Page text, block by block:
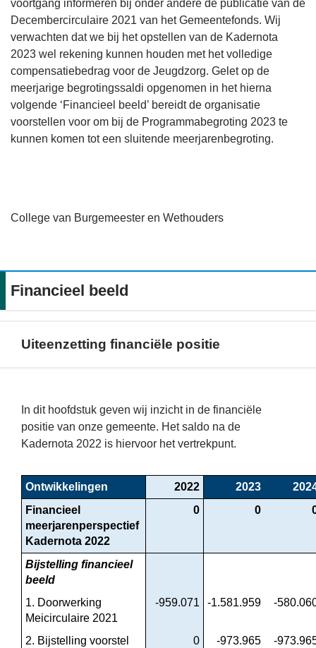
voortgang informeren bij onder andere de publicatie van de
Decembercirculaire 2021 van het Gemeentefonds. Wij
verwachten dat we bij het opstellen van de Kadernota
2023 wel rekening kunnen houden met het volledige
compensatiebedrag voor de Jeugdzorg. Gelet op de
meerjarige begrotingssaldi opgenomen in het hierna
volgende ‘Financieel beeld’ bereidt de organisatie
voorstellen voor om bij de Programmabegroting 2023 te
kunnen komen tot een sluitende meerjarenbegroting.
College van Burgemeester en Wethouders
Financieel beeld
Uiteenzetting financiële positie
navigatie
beeld
Uiteenzetting
financiële
positie
In dit hoofdstuk geven wij inzicht in de financiële
positie van onze gemeente. Het saldo na de
Kadernota 2022 is hiervoor het vertrekpunt.
Ontwikkelingen 2022 2023
Financieel
meerjarenperspectief
Kadernota 2022
0 0
Bijstelling financieel
beeld
1. Doorwerking
Meicirculaire 2021
-959.071 -1.581.959 -
2. Bijstelling voorstel
0 -973.965 -